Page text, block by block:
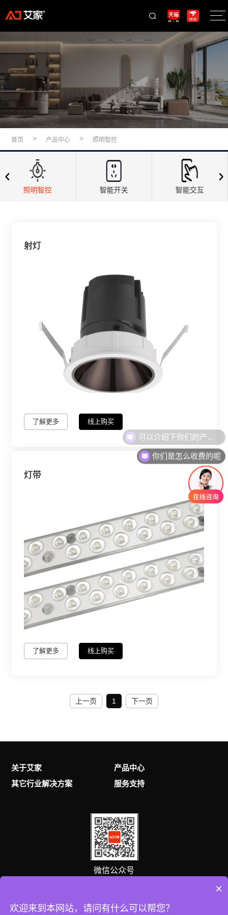
首页 > 产品中心 > 照明智控
照明智控 智能开关 智能交互
射灯
了解更多 线上购买
灯带
了解更多 线上购买
上一页 1 下一页
关于艾家
产品中心
其它行业解决方案
服务支持
微信公众号
0757-25538869 (8:00-18:00 )
你们是怎么收费的呢
×
欢迎来到本网站，请问有什么可以帮您？